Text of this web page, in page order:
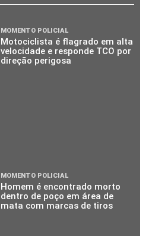
MOMENTO POLICIAL
Motociclista é flagrado em alta
velocidade e responde TCO por
direção perigosa
MOMENTO POLICIAL
Homem é encontrado morto
dentro de poço em área de
mata com marcas de tiros